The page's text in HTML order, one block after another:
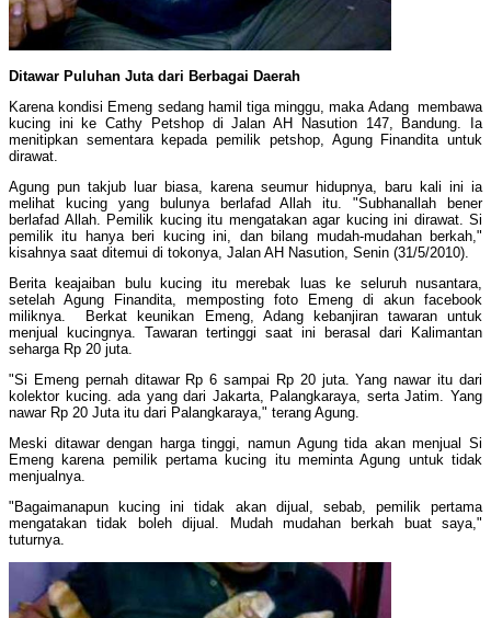
Ditawar Puluhan Juta dari Berbagai Daerah
Karena kondisi Emeng sedang hamil tiga minggu, maka Adang membawa
kucing ini ke Cathy Petshop di Jalan AH Nasution 147, Bandung. Ia
menitipkan sementara kepada pemilik petshop, Agung Finandita untuk
dirawat.
Agung pun takjub luar biasa, karena seumur hidupnya, baru kali ini ia
melihat kucing yang bulunya berlafad Allah itu. "Subhanallah bener
berlafad Allah. Pemilik kucing itu mengatakan agar kucing ini dirawat. Si
pemilik itu hanya beri kucing ini, dan bilang mudah-mudahan berkah,"
kisahnya saat ditemui di tokonya, Jalan AH Nasution, Senin (31/5/2010).
Berita keajaiban bulu kucing itu merebak luas ke seluruh nusantara,
setelah Agung Finandita, memposting foto Emeng di akun facebook
miliknya. Berkat keunikan Emeng, Adang kebanjiran tawaran untuk
menjual kucingnya. Tawaran tertinggi saat ini berasal dari Kalimantan
seharga Rp 20 juta.
"Si Emeng pernah ditawar Rp 6 sampai Rp 20 juta. Yang nawar itu dari
kolektor kucing. ada yang dari Jakarta, Palangkaraya, serta Jatim. Yang
nawar Rp 20 Juta itu dari Palangkaraya," terang Agung.
Meski ditawar dengan harga tinggi, namun Agung tida akan menjual Si
Emeng karena pemilik pertama kucing itu meminta Agung untuk tidak
menjualnya.
"Bagaimanapun kucing ini tidak akan dijual, sebab, pemilik pertama
mengatakan tidak boleh dijual. Mudah mudahan berkah buat saya,"
tuturnya.